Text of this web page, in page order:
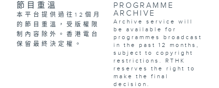
節目重溫
本平台提供過往12個月
的節目重溫，受版權限
制內容除外。香港電台
保留最終決定權。
PROGRAMME
ARCHIVE
Archive service will
be available for
programmes broadcast
in the past 12 months,
subject to copyright
restrictions. RTHK
reserves the right to
make the final
decision.